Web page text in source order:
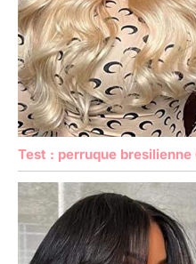
Test : perruque